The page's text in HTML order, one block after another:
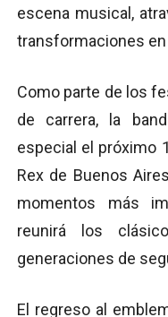
escena musical,
transformaciones en
Como parte de los
de carrera, la
especial el próximo
Rex de Buenos
momentos más
reunirá los
generaciones de
El regreso al